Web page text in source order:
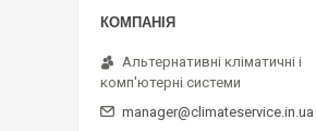
Альтернативні кліматичні і
комп'ютерні системи
manager@climateservice.in.ua